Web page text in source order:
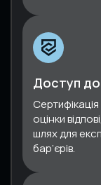
Доступ до
оцінки
шлях для
бар’єрів.